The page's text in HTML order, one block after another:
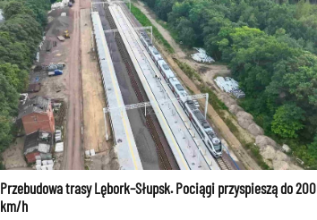
Przebudowa trasy Lębork–Słupsk. Pociągi przyspieszą do 200
km/h